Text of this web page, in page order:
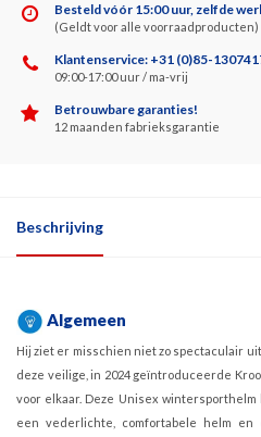
Besteld vóór 15:00 uur, zelfde
(Geldt voor alle voorraadproducten)
Klantenservice: +31 (0)85-
09:00-17:00 uur / ma-vrij
Betrouwbare garanties!
12 maanden fabrieksgarantie
Beschrijving
Algemeen
Hij ziet er misschien niet zo spectaculair
deze veilige, in 2024 geïntroduceerde
voor elkaar. Deze Unisex
een vederlichte, comfortabele helm en